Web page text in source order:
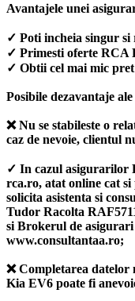
Avantajele unei
✓ Poti incheia singur
✓ Primesti oferte RCA
✓ Obtii cel mai mic
Posibile dezavantaje
❌ Nu se stabileste o
caz de nevoie, clientul
✓ In cazul asigurarilor
rca.ro, atat online cat
solicita asistenta si
Tudor Racolta
si Brokerul de
www.consultantaa.ro;
❌ Completarea
Kia EV6 poate fi